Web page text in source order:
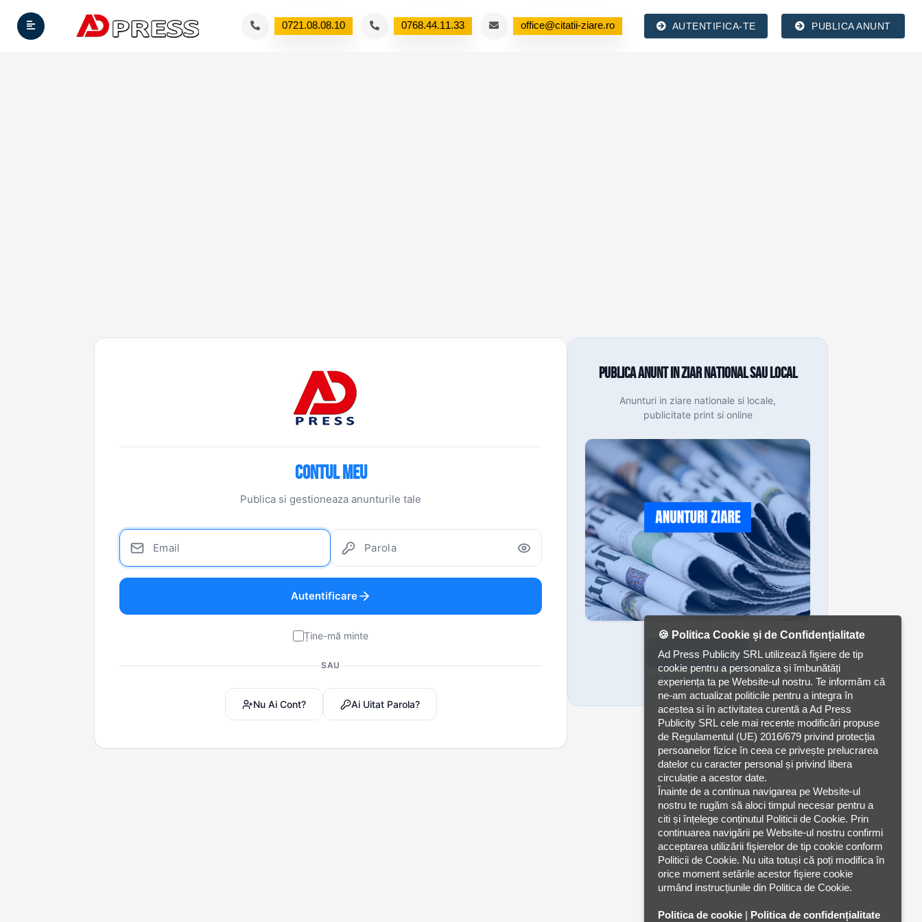
0721.08.08.10 0768.44.11.33 office@citatii-ziare.ro AUTENTIFICA-TE PUBLICA ANUNT
Contul Meu
Publica si gestioneaza anunturile tale
Autentificare
Ține-mă minte
SAU
Nu Ai Cont? Ai Uitat Parola?
Publica anunt in ziar national sau local
Anunturi in ziare nationale si locale,
publicitate print si online
0768.44.11.33
www.anunturi-ziar.ro
🍪 Politica Cookie și de Confidențialitate
Ad Press Publicity SRL utilizează fişiere de tip
cookie pentru a personaliza și îmbunătăți
experiența ta pe Website-ul nostru. Te informăm că
ne-am actualizat politicile pentru a integra în
acestea si în activitatea curentă a Ad Press
Publicity SRL cele mai recente modificări propuse
de Regulamentul (UE) 2016/679 privind protecția
persoanelor fizice în ceea ce privește prelucrarea
datelor cu caracter personal și privind libera
circulație a acestor date.
Înainte de a continua navigarea pe Website-ul
nostru te rugăm să aloci timpul necesar pentru a
citi și înțelege conținutul Politicii de Cookie. Prin
continuarea navigării pe Website-ul nostru confirmi
acceptarea utilizării fişierelor de tip cookie conform
Politicii de Cookie. Nu uita totuși că poți modifica în
orice moment setările acestor fişiere cookie
urmând instrucțiunile din Politica de Cookie.
Politica de cookie | Politica de confidențialitate